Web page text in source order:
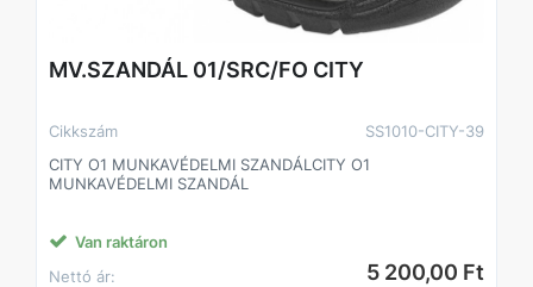
MV.SZANDÁL 01/SRC/FO CITY
Cikkszám
SS1010-CITY-39
CITY O1 MUNKAVÉDELMI SZANDÁLCITY O1
MUNKAVÉDELMI SZANDÁL
Van raktáron
Nettó ár:
5 200,00 Ft